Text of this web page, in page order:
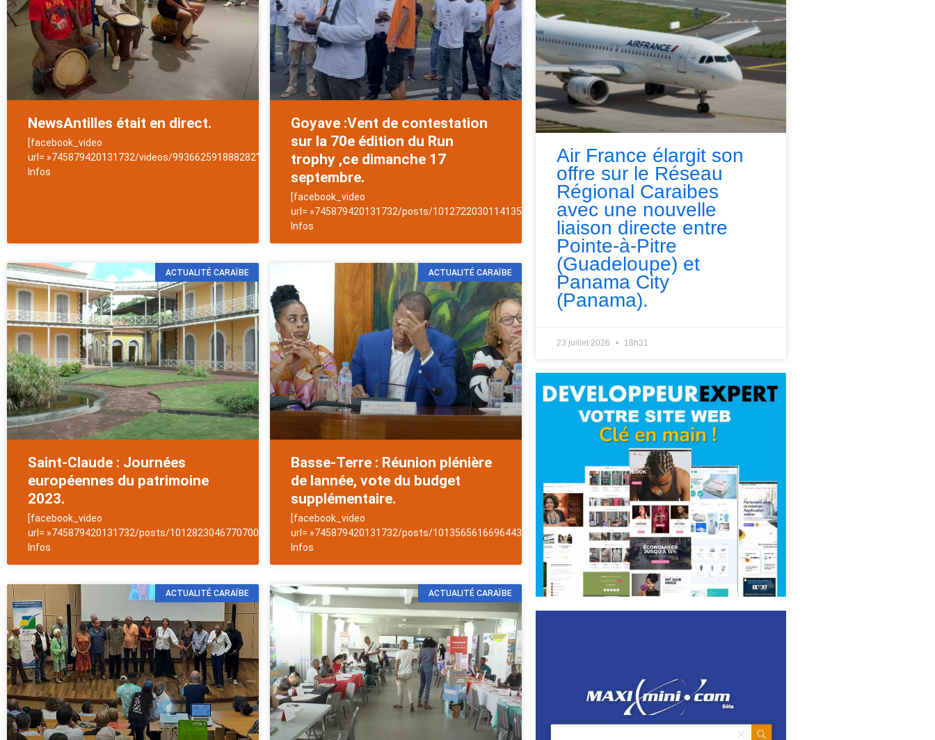
NewsAntilles était en direct.
[facebook_video
url= »745879420131732/videos/993662591888282″]NewsAntilles
Infos
Goyave :Vent de contestation
sur la 70e édition du Run
trophy ,ce dimanche 17
septembre.
[facebook_video
url= »745879420131732/posts/1012722030114135″]NewsAntilles
Infos
ACTUALITÉ CARAÏBE
Saint-Claude : Journées
européennes du patrimoine
2023.
[facebook_video
url= »745879420131732/posts/1012823046770700″]NewsAntilles
Infos
ACTUALITÉ CARAÏBE
Basse-Terre : Réunion plénière
de lannée, vote du budget
supplémentaire.
[facebook_video
url= »745879420131732/posts/1013565616696443″]NewsAntilles
Infos
ACTUALITÉ CARAÏBE ACTUALITÉ CARAÏBE
Air France élargit son
offre sur le Réseau
Régional Caraibes
avec une nouvelle
liaison directe entre
Pointe-à-Pitre
(Guadeloupe) et
Panama City
(Panama).
23 juillet 2026 18h31